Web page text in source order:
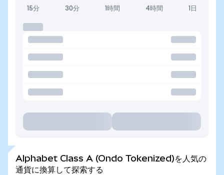
15分 30分 1時間 4時間 1日
Alphabet Class A (Ondo Tokenized)を人気の
通貨に換算して探索する